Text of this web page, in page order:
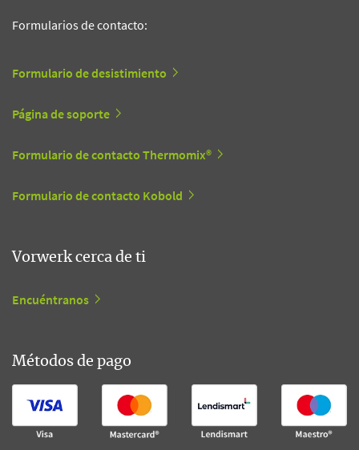
Formularios de contacto:
Formulario de desistimiento
Página de soporte
Formulario de contacto Thermomix®
Formulario de contacto Kobold
Vorwerk cerca de ti
Encuéntranos
Métodos de pago